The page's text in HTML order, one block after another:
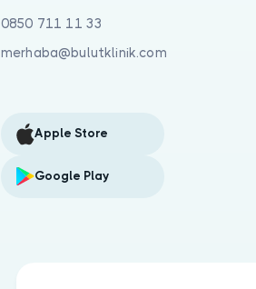
0850 711 11 33
merhaba@bulutklinik.com
Apple Store
Google Play